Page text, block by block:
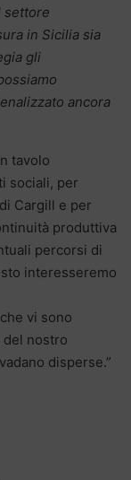
settore
in Sicilia sia
gli
ancora
tavolo
sociali, per
Cargill e per
produttiva
percorsi di
interesseremo
vi sono
del nostro
disperse.”